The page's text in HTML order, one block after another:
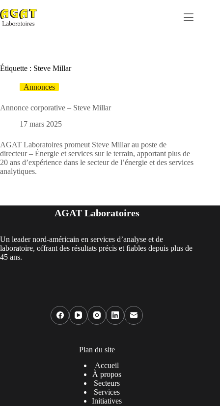
au
contenu
Étiquette : Steve Millar
Annonces
Annonce corporative – Steve Millar
17 mars 2025
AGAT Laboratoires promeut Steve Millar au poste de
directeur – Énergie et services sur le terrain, apportant plus de
20 ans d’expérience dans le secteur de l’énergie et des services
analytiques.
AGAT Laboratoires
Un leader nord-américain en services d’analyse et de
laboratoire, offrant des résultats précis et fiables depuis plus de
45 ans.
Plan du site
Accueil
À propos
Secteurs
Services
Initiatives